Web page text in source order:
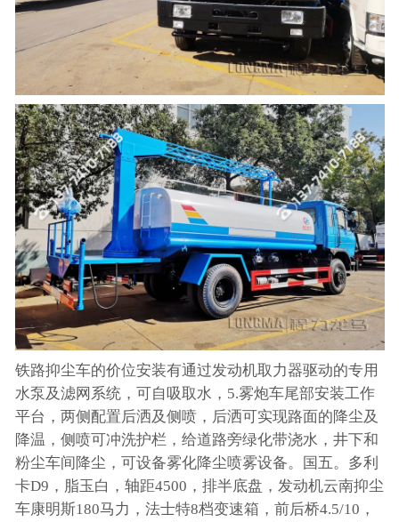
铁路抑尘车的价位安装有通过发动机取力器驱动的专用
水泵及滤网系统，可自吸取水，5.雾炮车尾部安装工作
平台，两侧配置后洒及侧喷，后洒可实现路面的降尘及
降温，侧喷可冲洗护栏，给道路旁绿化带浇水，井下和
粉尘车间降尘，可设备雾化降尘喷雾设备。国五。多利
卡D9，脂玉白，轴距4500，排半底盘，发动机云南抑尘
车康明斯180马力，法士特8档变速箱，前后桥4.5/10，